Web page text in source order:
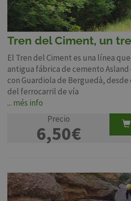
Tren del Ciment, un
El Tren del Ciment es una línea
antigua fábrica de cemento
con Guardiola de Berguedà,
del ferrocarril de vía
... més info
Precio
6,50€